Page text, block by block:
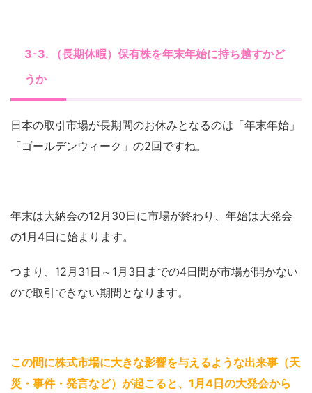
3-3. （長期休暇）保有株を年末年始に持ち越すかど
うか
日本の取引市場が長期間のお休みとなるのは「年末年始」
「ゴールデンウィーク」の2回ですね。
年末は大納会の12月30日に市場が終わり、年始は大発会
の1月4日に始まります。
つまり、12月31日～1月3日までの4日間が市場が開かない
ので取引できない期間となります。
この間に株式市場に大きな影響を与えるような出来事（天
災・事件・発言など）が起こると、1月4日の大発会から